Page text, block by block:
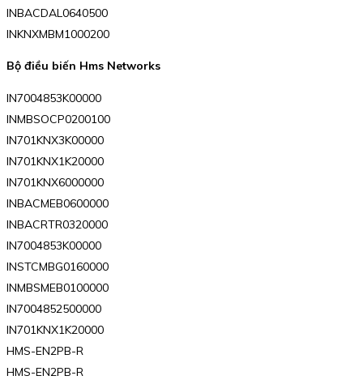
INBACDAL0640500
INKNXMBM1000200
Bộ điều biến Hms Networks
IN7004853K00000
INMBSOCP0200100
IN701KNX3K00000
IN701KNX1K20000
IN701KNX6000000
INBACMEB0600000
INBACRTR0320000
IN7004853K00000
INSTCMBG0160000
INMBSMEB0100000
IN7004852500000
IN701KNX1K20000
HMS-EN2PB-R
HMS-EN2PB-R